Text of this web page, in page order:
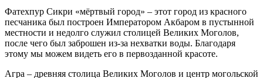
Фатехпур Сикри «мёртвый город» – этот город из красного
песчаника был построен Императором Акбаром в пустынной
местности и недолго служил столицей Великих Моголов,
после чего был заброшен из-за нехватки воды. Благодаря
этому мы можем видеть его в первозданной красоте.
Агра – древняя столица Великих Моголов и центр могольской